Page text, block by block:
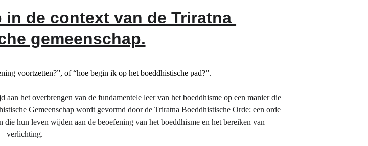
voortzetten?”, of “hoe begin ik op het boeddhistische pad?”.
het overbrengen van de fundamentele leer van het boeddhisme op een manier die
Gemeenschap wordt gevormd door de Triratna Boeddhistische Orde: een orde
hun leven wijden aan de beoefening van het boeddhisme en het bereiken van
verlichting.
de context van de Triratna
gemeenschap.